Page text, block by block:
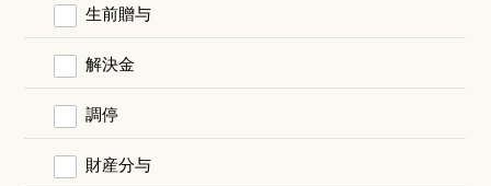
生前贈与
解決金
調停
財産分与